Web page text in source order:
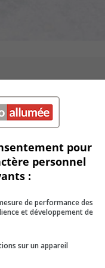
de
de cinq saisons
la municipalité de
de
pour
personnel
:
de performance des
et développement de
sur un appareil